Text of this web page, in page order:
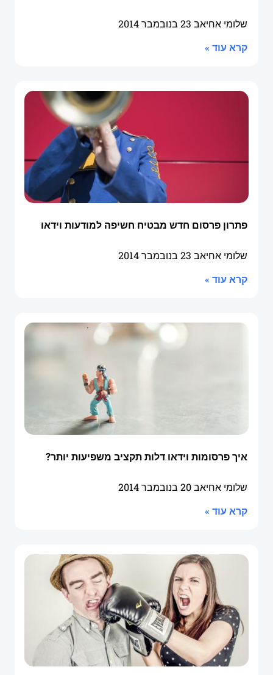
שלומי אחיאב 23 בנובמבר 2014
קרא עוד »
פתרון פרסום חדש מבטיח חשיפה למודעות וידאו
שלומי אחיאב 23 בנובמבר 2014
קרא עוד »
איך פרסומות וידאו דלות תקציב משפיעות יותר?
שלומי אחיאב20 בנובמבר 2014
קרא עוד »